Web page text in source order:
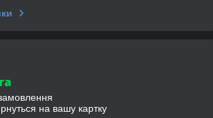
на вашу картку